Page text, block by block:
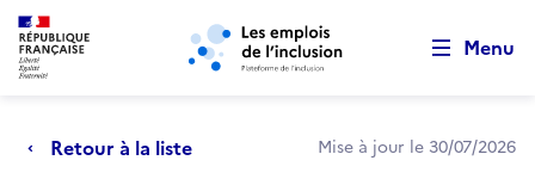
Aller au menu principal Aller au contenu principal
Menu
Retour à la liste Mise à jour le 30/07/2026
Retour au début de la page
Panneau de gestion des cookies